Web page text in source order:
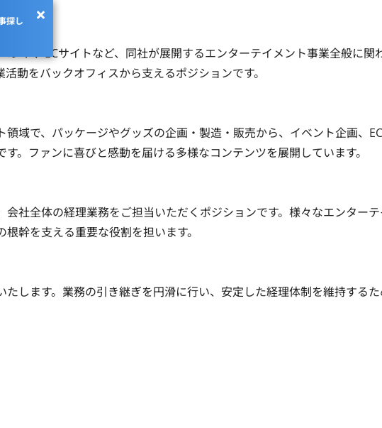
探し
ント、ECサイトなど、同社が展開するエンターテイメント事業全般に関
動をバックオフィスから支えるポジションです。
域で、パッケージやグッズの企画・製造・販売から、イベント企画、
。ファンに喜びと感動を届ける多様なコンテンツを展開しています。
社全体の経理業務をご担当いただくポジションです。様々なエンター
幹を支える重要な役割を担います。
します。業務の引き継ぎを円滑に行い、安定した経理体制を維持する